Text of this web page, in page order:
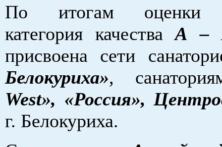
По итогам оценки
категория качестваА –
присвоена сети
Белокуриха»,
West», «Россия»,
г. Белокуриха.